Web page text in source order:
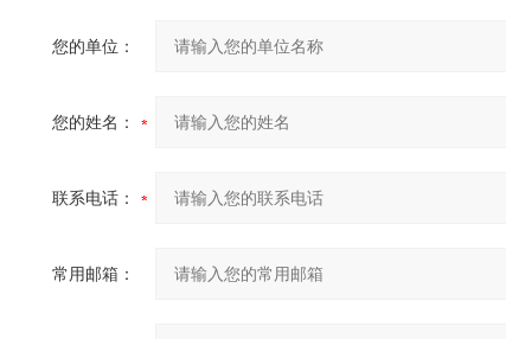
您的单位：
您的姓名：
联系电话：
常用邮箱：